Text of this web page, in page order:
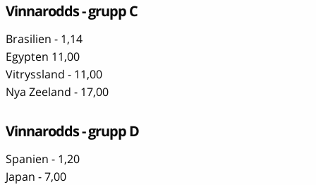
Vinnarodds - grupp C
Brasilien - 1,14
Egypten 11,00
Vitryssland - 11,00
Nya Zeeland - 17,00
Vinnarodds - grupp D
Spanien - 1,20
Japan - 7,00